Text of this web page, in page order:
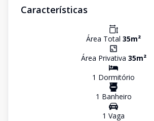
Características
Área Total 35m²
Área Privativa 35m²
1 Dormitório
1 Banheiro
1 Vaga